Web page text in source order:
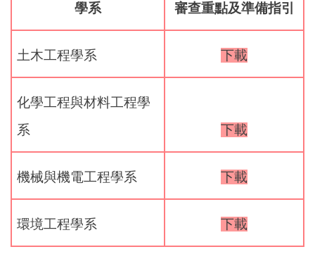
學系 審查重點及準備指引
土木工程學系 下載
化學工程與材料工程學
系
下載
機械與機電工程學系 下載
環境工程學系 下載